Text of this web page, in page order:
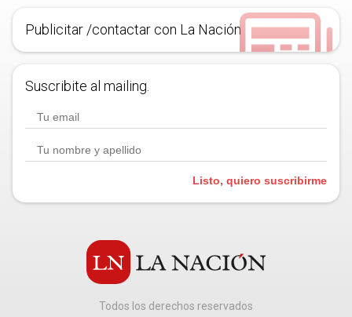
Publicitar /contactar con La Nación
Suscribite al mailing.
Listo, quiero suscribirme
Todos los derechos reservados